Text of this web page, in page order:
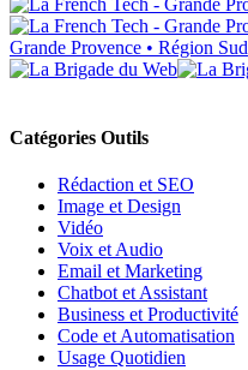
Grande Provence • Région Sud
Catégories Outils
Rédaction et SEO
Image et Design
Vidéo
Voix et Audio
Email et Marketing
Chatbot et Assistant
Business et Productivité
Code et Automatisation
Usage Quotidien